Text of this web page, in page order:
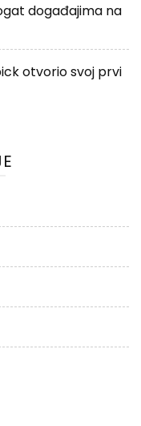
događajima na
otvorio svoj prvi